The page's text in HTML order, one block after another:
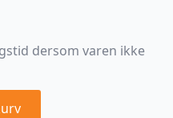
dersom varen ikke